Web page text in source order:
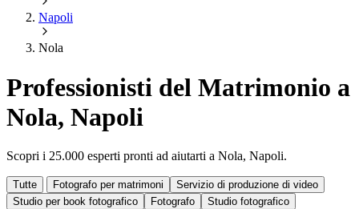
Napoli
Nola
Professionisti del Matrimonio a
Nola, Napoli
Scopri i 25.000 esperti pronti ad aiutarti a Nola, Napoli.
Tutte Fotografo per matrimoni
Servizio di produzione di video
Studio per book fotografico
Fotografo Studio fotografico